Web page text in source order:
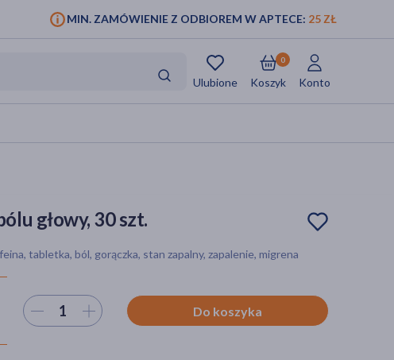
MIN. ZAMÓWIENIE Z ODBIOREM W APTECE: 25 ZŁ
Ulubione Koszyk
0
Konto
głowy, 30 szt.
tabletka, ból, gorączka, stan zapalny, zapalenie, migrena
Wybierz ilość Do koszyka